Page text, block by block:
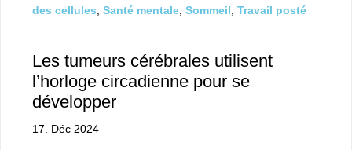
des cellules Santé mentale Sommeil Travail posté
Les tumeurs cérébrales utilisent
l’horloge circadienne pour se
développer
17. Déc 2024